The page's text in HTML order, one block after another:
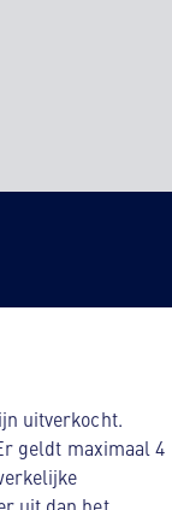
uitverkocht.
geldt maximaal 4